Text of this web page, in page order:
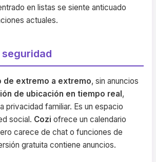
en listas se siente anticuado
actuales.
de extremo a extremo, sin anuncios
de ubicación en tiempo real,
privacidad familiar. Es un espacio
social. Cozi ofrece un calendario
carece de chat o funciones de
gratuita contiene anuncios.